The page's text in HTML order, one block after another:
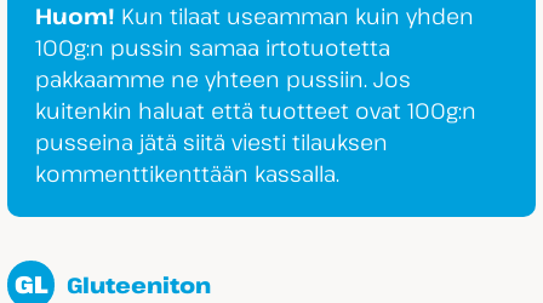
Huom! Kun tilaat useamman kuin yhden
100g:n pussin samaa irtotuotetta
pakkaamme ne yhteen pussiin. Jos
kuitenkin haluat että tuotteet ovat 100g:n
pusseina jätä siitä viesti tilauksen
kommenttikenttään kassalla.
GL Gluteeniton